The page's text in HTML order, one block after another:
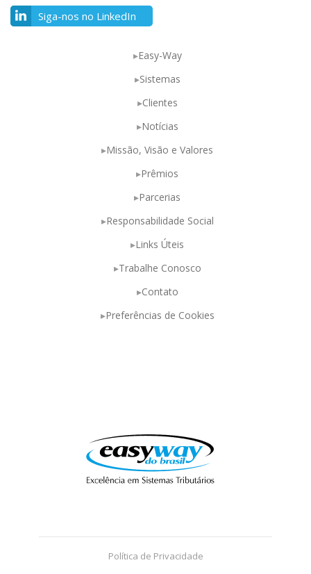
Siga-nos no LinkedIn
Easy-Way
Sistemas
Clientes
Notícias
Missão, Visão e Valores
Prêmios
Parcerias
Responsabilidade Social
Links Úteis
Trabalhe Conosco
Contato
Preferências de Cookies
Política de Privacidade